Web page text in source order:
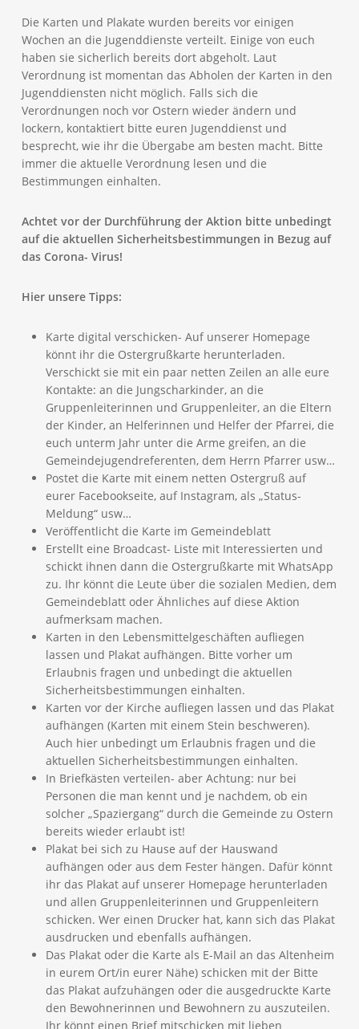
Die Karten und Plakate wurden bereits vor einigen
Wochen an die Jugenddienste verteilt. Einige von euch
haben sie sicherlich bereits dort abgeholt. Laut
Verordnung ist momentan das Abholen der Karten in den
Jugenddiensten nicht möglich. Falls sich die
Verordnungen noch vor Ostern wieder ändern und
lockern, kontaktiert bitte euren Jugenddienst und
besprecht, wie ihr die Übergabe am besten macht. Bitte
immer die aktuelle Verordnung lesen und die
Bestimmungen einhalten.
Achtet vor der Durchführung der Aktion bitte unbedingt
auf die aktuellen Sicherheitsbestimmungen in Bezug auf
das Corona- Virus!
Hier unsere Tipps:
Karte digital verschicken- Auf unserer Homepage
könnt ihr die Ostergrußkarte herunterladen.
Verschickt sie mit ein paar netten Zeilen an alle eure
Kontakte: an die Jungscharkinder, an die
Gruppenleiterinnen und Gruppenleiter, an die Eltern
der Kinder, an Helferinnen und Helfer der Pfarrei, die
euch unterm Jahr unter die Arme greifen, an die
Gemeindejugendreferenten, dem Herrn Pfarrer usw…
Postet die Karte mit einem netten Ostergruß auf
eurer Facebookseite, auf Instagram, als „Status-
Meldung“ usw…
Veröffentlicht die Karte im Gemeindeblatt
Erstellt eine Broadcast- Liste mit Interessierten und
schickt ihnen dann die Ostergrußkarte mit WhatsApp
zu. Ihr könnt die Leute über die sozialen Medien, dem
Gemeindeblatt oder Ähnliches auf diese Aktion
aufmerksam machen.
Karten in den Lebensmittelgeschäften aufliegen
lassen und Plakat aufhängen. Bitte vorher um
Erlaubnis fragen und unbedingt die aktuellen
Sicherheitsbestimmungen einhalten.
Karten vor der Kirche aufliegen lassen und das Plakat
aufhängen (Karten mit einem Stein beschweren).
Auch hier unbedingt um Erlaubnis fragen und die
aktuellen Sicherheitsbestimmungen einhalten.
In Briefkästen verteilen- aber Achtung: nur bei
Personen die man kennt und je nachdem, ob ein
solcher „Spaziergang“ durch die Gemeinde zu Ostern
bereits wieder erlaubt ist!
Plakat bei sich zu Hause auf der Hauswand
aufhängen oder aus dem Fester hängen. Dafür könnt
ihr das Plakat auf unserer Homepage herunterladen
und allen Gruppenleiterinnen und Gruppenleitern
schicken. Wer einen Drucker hat, kann sich das Plakat
ausdrucken und ebenfalls aufhängen.
Das Plakat oder die Karte als E-Mail an das Altenheim
in eurem Ort/in eurer Nähe) schicken mit der Bitte
das Plakat aufzuhängen oder die ausgedruckte Karte
den Bewohnerinnen und Bewohnern zu auszuteilen.
Ihr könnt einen Brief mitschicken mit lieben